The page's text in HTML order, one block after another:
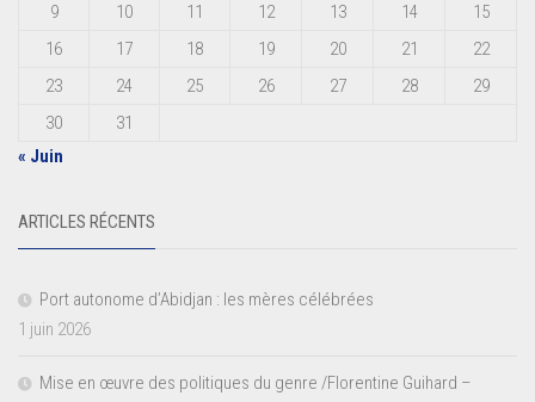
9
10 11 12 13 14
15
16
17 18 19 20 21
22
23
24 25 26 27 28
29
30
31
« Juin
ARTICLES RÉCENTS
Port autonome d’Abidjan : les mères célébrées
1 juin 2026
Mise en œuvre des politiques du genre /Florentine Guihard –